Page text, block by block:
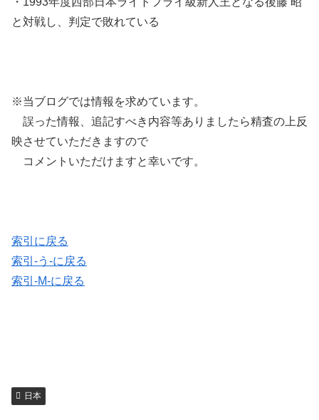
と対戦し、判定で敗れている
※当ブログでは情報を求めています。
誤った情報、追記すべき内容等ありましたら精査の上反
映させていただきますので
コメントいただけますと幸いです。
索引に戻る
索引-う-に戻る
索引-M-に戻る
日本